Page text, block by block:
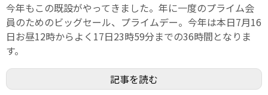
今年もこの既設がやってきました。年に一度のプライム会
員のためのビッグセール、プライムデー。今年は本日7月16
日お昼12時からよく17日23時59分までの36時間となりま
す。
記事を読む